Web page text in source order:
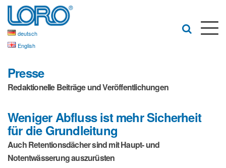
deutsch
English
Presse
Redaktionelle Beiträge und Veröffentlichungen
Weniger Abfluss ist mehr Sicherheit
für die Grundleitung
Auch Retentionsdächer sind mit Haupt- und
Notentwässerung auszurüsten